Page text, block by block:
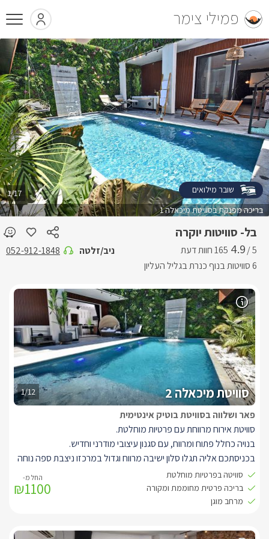
פמילי צימר
בל- סוויטות יוקרה
5 /
4.9
6 סוויטות בנוף כנרת בגליל העליון
ניב/זלטה 052-912-1848
בריכה מפנקת בסוויטת מיכאלה 1
1/17 שובר מילואים
1/12 סוויטת מיכאלה 2
פאר ושלווה בסוויטת בוטיק אינטימית
סוויטת אירוח מרווחת עם פרטיות מוחלטת.
בנויה כחלל פתוח ומרווח, עם סגנון עיצובי מודרני וחדיש.
בכניסתכם אליה תגלו סלון ישיבה מרווח וגדול במרכזו ניצבת ספה נוחה
במיוחד בצבע אפור מבד איכותי עם גימורים בצבע שחור.
עם תאורה דקורטיבית מיוחדת ואלמנטים עיצוביים המתחילים בשולחן
הקפה, המזנון והקיר המעוצב.
שחורים ושיש ייחודי, המטבח מאובזר וכולל מכונת קפה, מיני בר, כיריים
סוויטה בפרטיות מוחלטת
בריכה פרטית מחוממת ומקורה
מרחב מוגן
₪1100